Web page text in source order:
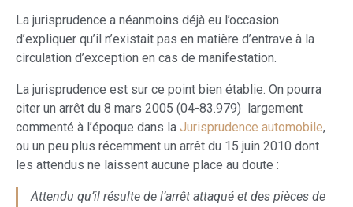
La jurisprudence a néanmoins déjà eu l’occasion
d’expliquer qu’il n’existait pas en matière d’entrave à la
circulation d’exception en cas de manifestation.
La jurisprudence est sur ce point bien établie. On pourra
citer un arrêt du 8 mars 2005 (04-83.979) largement
commenté à l’époque dans la Jurisprudence automobile,
ou un peu plus récemment un arrêt du 15 juin 2010 dont
les attendus ne laissent aucune place au doute :
Attendu qu’il résulte de l’arrêt attaqué et des pièces de